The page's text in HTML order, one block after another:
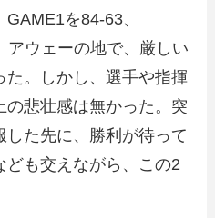
を84-63、
アウェーの地で、厳しい
た。しかし、選手や指揮
悲壮感は無かった。突
した先に、勝利が待って
ども交えながら、この2